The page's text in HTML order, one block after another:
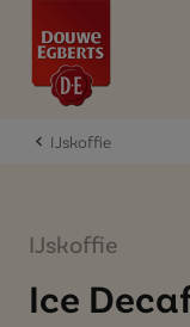
IJskoffie
IJskoffie
Ice